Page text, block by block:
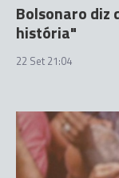
Bolsonaro diz
história"
22 Set 21:04